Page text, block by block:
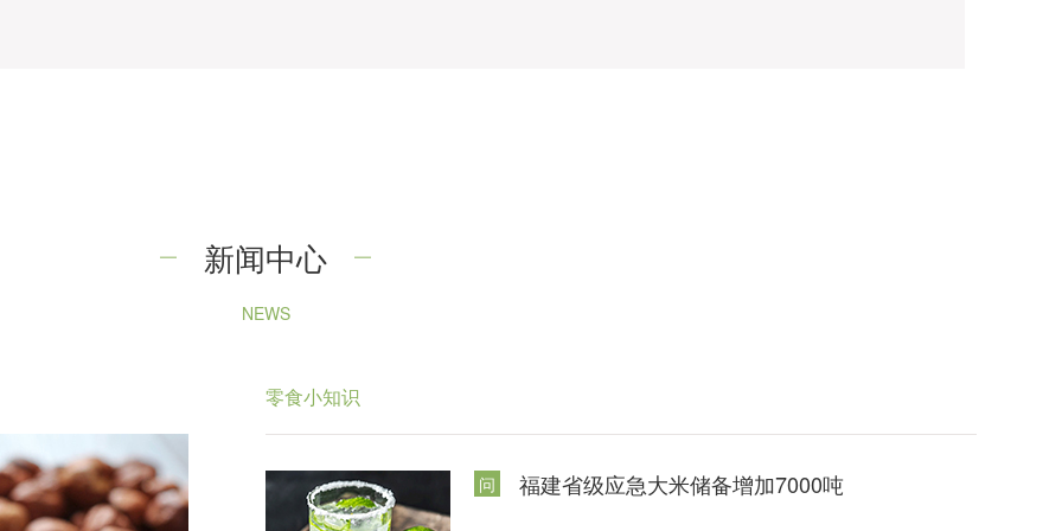
新闻中心
NEWS
零食小知识
问 福建省级应急大米储备增加7000吨